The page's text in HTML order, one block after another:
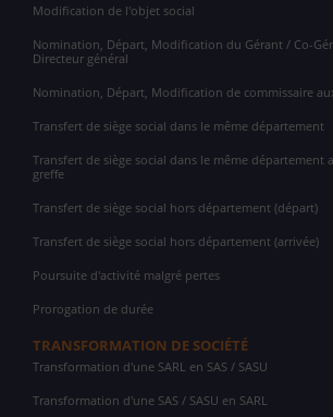
Modification de l'objet social
Nomination, Départ, Modification du Gérant / Co-
Directeur général
Nomination, Départ, Modification de commissaire
Transfert de siège social dans le même département
Transfert de siège social dans le même département
greffe
Transfert de siège social hors département (départ)
Transfert de siège social hors département (arrivée)
Poursuite d'activité malgré pertes
Prorogation de durée
TRANSFORMATION DE SOCIÉTÉ
Transformation d'une SARL en SAS / SASU
Transformation d'une SAS / SASU en SARL